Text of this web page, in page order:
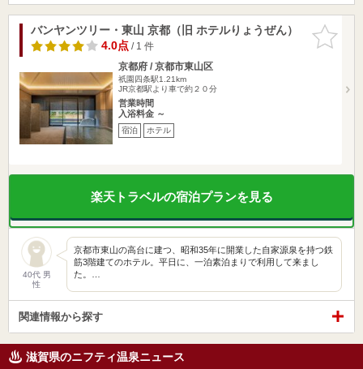
お気に入
りに追加
バンヤンツリー・東山 京都（旧 ホテルりょうぜん）
4.0点/ 1 件
京都府 / 京都市東山区
祇園四条駅1.21km
JR京都駅より車で約２０分
営業時間
入浴料金 ～
宿泊 ホテル
楽天トラベルの宿泊プランを見る
40代 男
性
京都市東山の高台に建つ、昭和35年に開業した自家源泉を持つ鉄
筋3階建てのホテル。平日に、一泊素泊まりで利用して来まし
た。…
関連情報から探す
滋賀県のニフティ温泉ニュース